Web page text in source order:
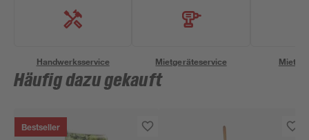
Handwerksservice Mietgeräteservice
Häufig dazu gekauft
Bestseller